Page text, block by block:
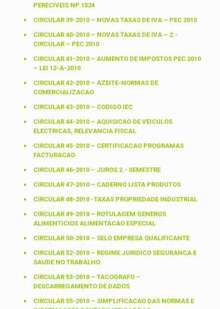
PERECIVEIS NP 1524
CIRCULAR 39-2010 – NOVAS TAXAS DE IVA – PEC 2010
CIRCULAR 40-2010 – NOVAS TAXAS DE IVA – 2.-
CIRCULAR – PEC 2010
CIRCULAR 41-2010 – AUMENTO DE IMPOSTOS PEC 2010
– LEI 12-A-2010
CIRCULAR 42-2010 – AZEITE-NORMAS DE
COMERCIALIZACAO
CIRCULAR 43-2010 – CODIGO IEC
CIRCULAR 44-2010 – AQUISICAO DE VEICULOS
ELECTRICAS, RELEVANCIA FISCAL
CIRCULAR 45-2010 – CERTIFICACAO PROGRAMAS
FACTURACAO
CIRCULAR 46-2010 – JUROS 2.- SEMESTRE
CIRCULAR 47-2010 – CADERNO LISTA PRODUTOS
CIRCULAR 48-2010 -TAXAS PROPRIEDADE INDUSTRIAL
CIRCULAR 49-2010 – ROTULAGEM GENEROS
ALIMENTICIOS ALIMENTACAO ESPECIAL
CIRCULAR 50-2010 – SELO EMPRESA QUALIFICANTE
CIRCULAR 52-2010 – REGIME JURIDICO SEGURANCA E
SAUDE NO TRABALHO
CIRCULAR 53-2010 – TACOGRAFO –
DESCARREGAMENTO DE DADOS
CIRCULAR 55-2010 – SIMPLIFICACAO DAS NORMAS E